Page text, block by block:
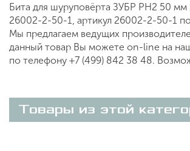
Бита для шуруповёрта ЗУБР PH2 50
26002-2-50-1, артикул 26002-2-50-1
Мы предлагаем ведущих
данный товар Вы можете on-line на
по телефону +7 (499) 842 38 48.
Товары из этой